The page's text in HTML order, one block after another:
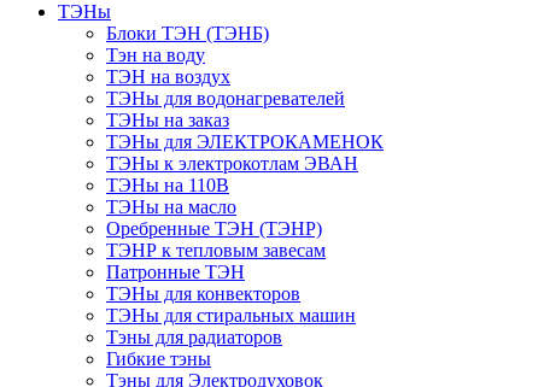
ТЭНы
Блоки ТЭН (ТЭНБ)
Тэн на воду
ТЭН на воздух
ТЭНы для водонагревателей
ТЭНы на заказ
ТЭНы для ЭЛЕКТРОКАМЕНОК
ТЭНы к электрокотлам ЭВАН
ТЭНы на 110В
ТЭНы на масло
Оребренные ТЭН (ТЭНР)
ТЭНР к тепловым завесам
Патронные ТЭН
ТЭНы для конвекторов
ТЭНы для стиральных машин
Тэны для радиаторов
Гибкие тэны
Тэны для Электродуховок